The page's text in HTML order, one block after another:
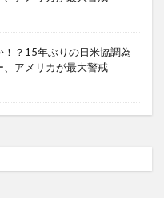
！？15年ぶりの日米協調為
アメリカが最大警戒